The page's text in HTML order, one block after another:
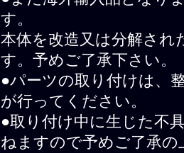
す。
本体を改造又は分解され
す。予めご了承下さい。
●パーツの取り付けは、
が行ってください。
●取り付け中に生じた不
ねますので予めご了承